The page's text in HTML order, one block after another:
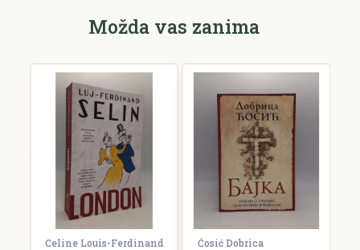
Možda vas zanima
Celine Louis-Ferdinand Ćosić Dobrica